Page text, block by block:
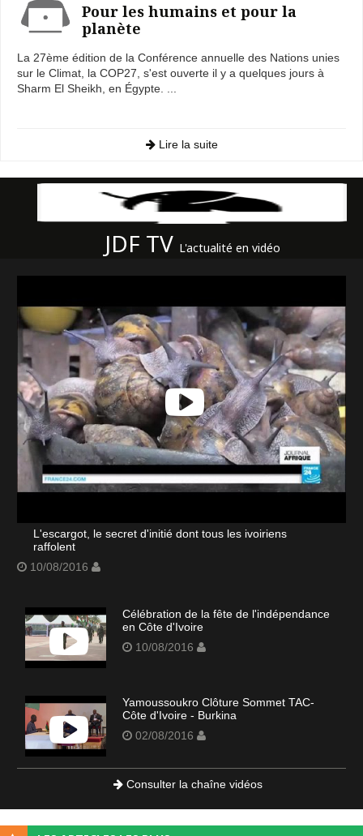
Pour les humains et pour la
planète
La 27ème édition de la Conférence annuelle des Nations unies
sur le Climat, la COP27, s'est ouverte il y a quelques jours à
Sharm El Sheikh, en Égypte. ...
Lire la suite
JDF TV L'actualité en vidéo
L'escargot, le secret d'initié dont tous les ivoiriens
raffolent
10/08/2016
Célébration de la fête de l'indépendance
en Côte d'Ivoire
10/08/2016
Yamoussoukro Clôture Sommet TAC-
Côte d'Ivoire - Burkina
02/08/2016
Consulter la chaîne vidéos